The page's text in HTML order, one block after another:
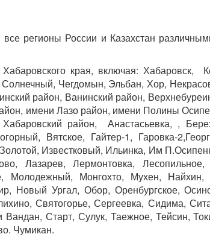
регионы России и Казахстан
края, включая: Хабаровск,
Чегдомын, Эльбан, Хор,
район, Ванинский район,
имени Лазо район, имени Полины
район, Анастасьевка, ,
Вятское, Гайтер-1, Гаровка-
Известковый, Ильинка, Им
Лазарев, Лермонтовка,
Молодежный, Монгохто, Мухен, Найхин,
Ургал, Обор, Оренбургское,
Святогорье, Сергеевка, Сидима,
Старт, Сулук, Таежное, Тейсин,
Чумикан.